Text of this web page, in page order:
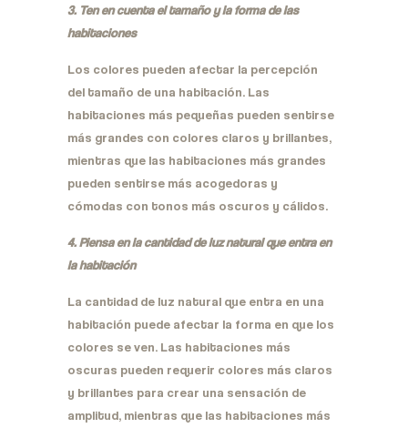
3. Ten en cuenta el tamaño y la forma de las
habitaciones
Los colores pueden afectar la percepción
del tamaño de una habitación. Las
habitaciones más pequeñas pueden sentirse
más grandes con colores claros y brillantes,
mientras que las habitaciones más grandes
pueden sentirse más acogedoras y
cómodas con tonos más oscuros y cálidos.
4. Piensa en la cantidad de luz natural que entra en
la habitación
La cantidad de luz natural que entra en una
habitación puede afectar la forma en que los
colores se ven. Las habitaciones más
oscuras pueden requerir colores más claros
y brillantes para crear una sensación de
amplitud, mientras que las habitaciones más